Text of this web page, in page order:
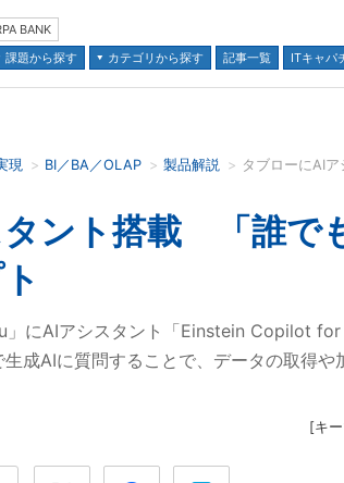
BANK
課題から探す
カテゴリから探す 記事一覧 ITキャパ
現 BI／BA／OLAP 製品解説 タブローにAI
ント搭載 「誰で
にAIアシスタント「Einstein Copilot for
成AIに質問することで、データの取得や
[キ